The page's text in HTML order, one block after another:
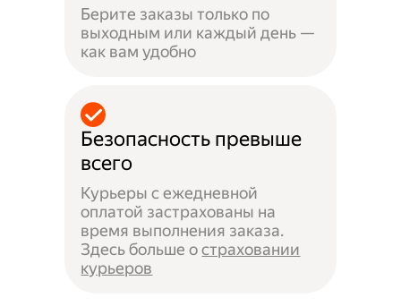
Берите заказы только по
выходным или каждый день —
как вам удобно
Безопасность превыше
всего
Курьеры с ежедневной
оплатой застрахованы на
время выполнения заказа.
Здесь больше остраховании
курьеров